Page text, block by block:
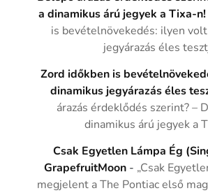
a dinamikus árú jegyek a Tixa-n!
is bevételnövekedés: ilyen
jegyárazás éles
Zord időkben is
dinamikus jegyárazás éles
árazás érdeklődés szerint? –
dinamikus árú jegyek a
Csak Egyetlen Lámpa Ég
GrapefruitMoon - „Csak
megjelent a The Pontiac első